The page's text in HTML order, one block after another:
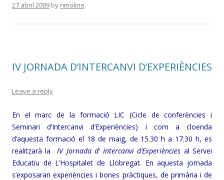
27 abril 2009 by nmoline.
IV JORNADA D’INTERCANVI D’EXPERIÈNCIES
Leave a reply
En el marc de la formació LIC (Cicle de conferències i
Seminari d’Intercanvi d’Experiències) i com a cloenda
d’aquesta formació el 18 de maig, de 15.30 h a 17.30 h, es
realitzarà laIV Jornadad’ Intercanvi d’Experiències al Servei
Educatiu de L’Hospitalet de Llobregat. En aquesta jornada
s’exposaran experiències i bones pràctiques, de primària i de